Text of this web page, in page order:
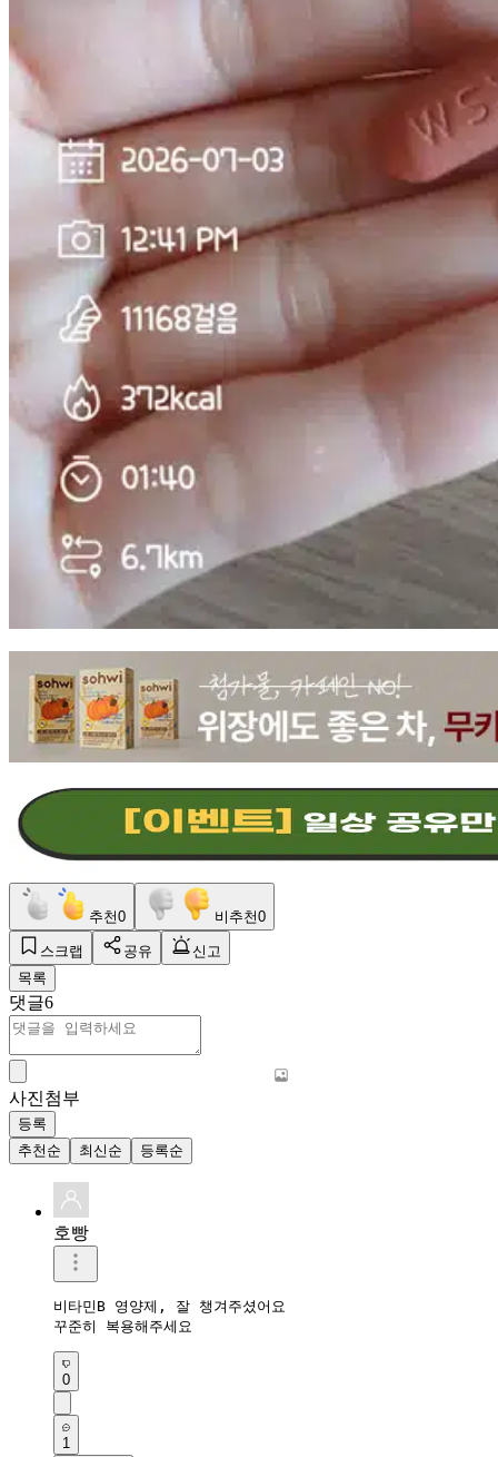
추천0 비추천0
스크랩 공유
신고
목록
댓글6
사진첨부
등록
추천순
최신순 등록순
호빵
비타민B 영양제, 잘 챙겨주셨어요
꾸준히 복용해주세요
0
1